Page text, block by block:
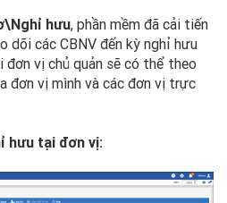
hưu, phần mềm đã cải tiến
dõi các CBNV đến kỳ nghỉ hưu
đơn vị chủ quản sẽ có thể theo
đơn vị mình và các đơn vị trực
hưu tại đơn vị: